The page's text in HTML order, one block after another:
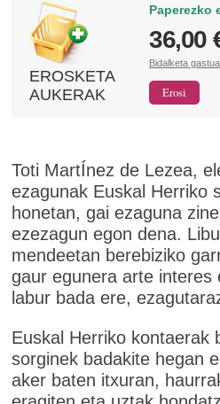
EROSKETA
AUKERAK
Paperezko
36,00
Bidalketa
Toti MartÍnez de Lezea,
ezagunak Euskal Herriko
honetan, gai ezaguna
ezezagun egon dena.
mendeetan berebiziko
gaur egunera arte interes
labur bada ere,
Euskal Herriko kontaerak
sorginek badakite hegan
aker baten itxuran,